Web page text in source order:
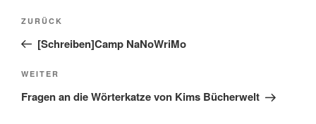
Beitragsnavigation
Vorheriger
Beitrag
ZURÜCK
[Schreiben]Camp NaNoWriMo
Nächster
Beitrag
WEITER
Fragen an die Wörterkatze von Kims Bücherwelt